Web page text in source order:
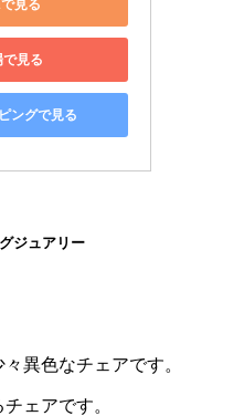
見る
見る
ングで見る
ジュアリー
異色なチェアです。
ェアです。